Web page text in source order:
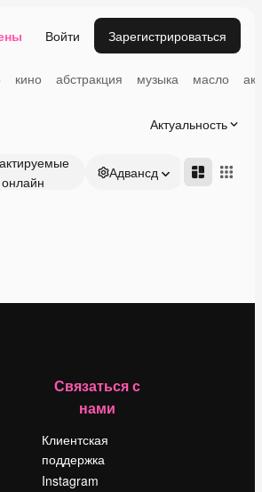
Войти Зарегистрироваться
кино абстракция музыка масло
Актуальность
онлайн
Адвансд
Связаться с
нами
Клиентская
поддержка
Instagram